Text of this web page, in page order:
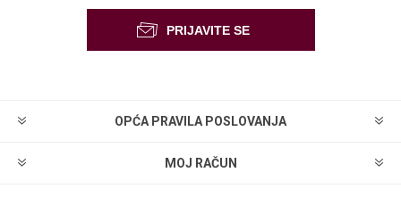
OPĆA PRAVILA POSLOVANJA
MOJ RAČUN